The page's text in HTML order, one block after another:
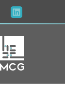
Aller
au